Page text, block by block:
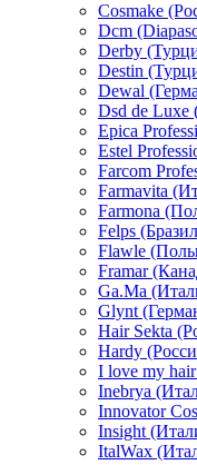
Cosmake
Dcm
Derby
Destin
Dewal
Dsd de Luxe
Epica
Estel
Farcom
Farmavita
Farmona
Felps
Flawle
Framar
Ga.Ma
Glynt
Hair Sekta
Hardy
I love my
Inebrya
Innovator
Insight
ItalWax